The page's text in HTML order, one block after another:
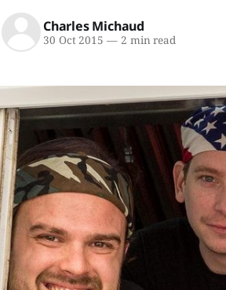
Charles Michaud
30 Oct 2015 —2 min read